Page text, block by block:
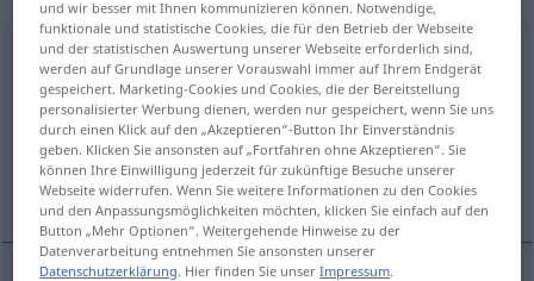
nachgehenv/i
Übersicht aller Übersetzungen
(Für mehr Details die Übersetzung anklicken/antippen)
gå efter, följa, gå efter, undersöka, sköta
und wir besser mit Ihnen kommunizieren können. Notwendige,
funktionale und statistische Cookies, die für den Betrieb der Webseite
und der statistischen Auswertung unserer Webseite erforderlich sind,
werden auf Grundlage unserer Vorauswahl immer auf Ihrem Endgerät
gespeichert. Marketing-Cookies und Cookies, die der Bereitstellung
personalisierter Werbung dienen, werden nur gespeichert, wenn Sie uns
durch einen Klick auf den „Akzeptieren“-Button Ihr Einverständnis
geben. Klicken Sie ansonsten auf „Fortfahren ohne Akzeptieren“. Sie
können Ihre Einwilligung jederzeit für zukünftige Besuche unserer
Webseite widerrufen. Wenn Sie weitere Informationen zu den Cookies
und den Anpassungsmöglichkeiten möchten, klicken Sie einfach auf den
Button „Mehr Optionen“. Weitergehende Hinweise zu der
Datenverarbeitung entnehmen Sie ansonsten unserer
Datenschutzerklärung. Hier finden Sie unserImpressum.